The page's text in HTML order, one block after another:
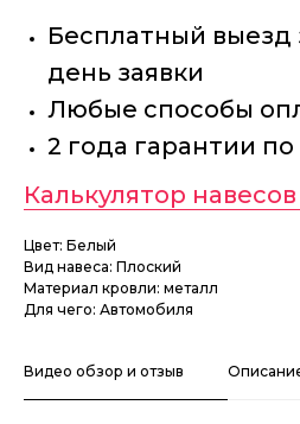
Бесплатный выезд
день заявки
Любые способы
2 года гарантии
Калькулятор
Цвет: Белый
Вид навеса: Плоский
Материал кровли: металл
Для чего: Автомобиля
Видео обзор и отзыв